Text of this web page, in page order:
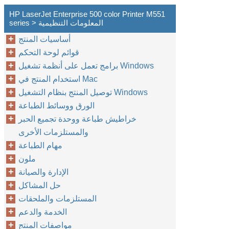
HP LaserJet Enterprise 500 color Printer M551
series > المعلومات التنظيمية
أساسيات المنتج
قوائم لوحة التحكم
برامج تعمل على أنظمة تشغيل Windows
استخدام المنتج في Mac
توصيل المنتج بنظام التشغيل Windows
الورق ووسائط الطباعة
خراطيش طباعة ووحدة تجميع الحبر
والمستلزمات الأخرى
مهام الطباعة
ملون
الإدارة والصيانة
حل المشاكل
المستلزمات والملحقات
الخدمة والدعم
مواصفات المنتج